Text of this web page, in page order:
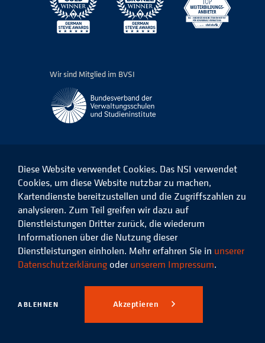
Wir sind Mitglied im BVSI
Das
NSI
Facebook
Das
NSI
auf
LinkedIn
Das
NSI
auf
Instagram
Das
Xing
© 2026 Niedersächsisches
Studieninstitut für kommunale
Verwaltung e.V.
Datenschutz Impressum
Diese Website verwendet Cookies. Das NSI verwendet
Cookies, um diese Website nutzbar zu machen,
Kartendienste bereitzustellen und die Zugriffszahlen zu
analysieren. Zum Teil greifen wir dazu auf
Dienstleistungen Dritter zurück, die wiederum
Informationen über die Nutzung dieser
Dienstleistungen einholen. Mehr erfahren Sie in unserer
Datenschutzerklärung oder unserem Impressum.
ABLEHNEN Akzeptieren